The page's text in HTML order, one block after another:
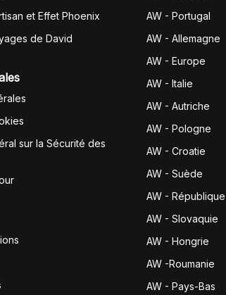
et Effet Phoenix
de David
sur la Sécurité des
AW - Portugal
AW - Allemagne
AW - Europe
AW - Italie
AW - Autriche
AW - Pologne
AW - Croatie
AW - Suède
AW -
AW - Slovaquie
AW - Hongrie
AW -Roumanie
AW - Pays-Bas